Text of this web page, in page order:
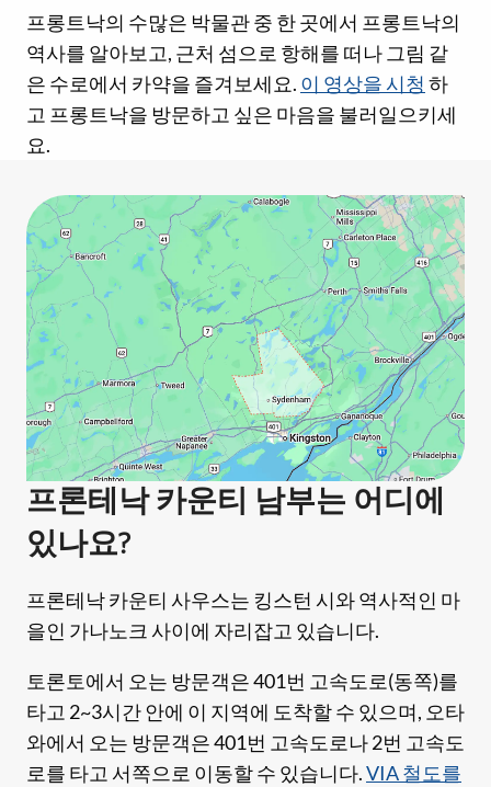
프롱트낙의 수많은 박물관 중 한 곳에서 프롱트낙의
역사를 알아보고, 근처 섬으로 항해를 떠나 그림 같
은 수로에서 카약을 즐겨보세요. 이 영상을 시청 하
고 프롱트낙을 방문하고 싶은 마음을 불러일으키세
요.
프론테낙 카운티 남부는 어디에
있나요?
프론테낙 카운티 사우스는 킹스턴 시와 역사적인 마
을인 가나노크 사이에 자리잡고 있습니다.
토론토에서 오는 방문객은 401번 고속도로(동쪽)를
타고 2~3시간 안에 이 지역에 도착할 수 있으며, 오타
와에서 오는 방문객은 401번 고속도로나 2번 고속도
로를 타고 서쪽으로 이동할 수 있습니다.VIA 철도를